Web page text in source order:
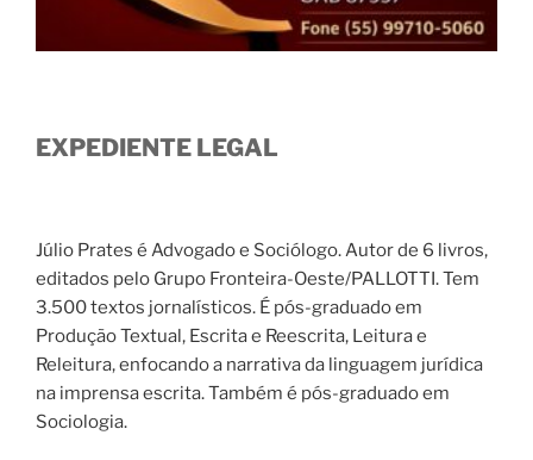
EXPEDIENTE LEGAL
Júlio Prates é Advogado e Sociólogo. Autor de 6 livros,
editados pelo Grupo Fronteira-Oeste/PALLOTTI. Tem
3.500 textos jornalísticos. É pós-graduado em
Produção Textual, Escrita e Reescrita, Leitura e
Releitura, enfocando a narrativa da linguagem jurídica
na imprensa escrita. Também é pós-graduado em
Sociologia.